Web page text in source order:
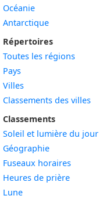
Océanie
Antarctique
Répertoires
Toutes les régions
Pays
Villes
Classements des villes
Classements
Soleil et lumière du jour
Géographie
Fuseaux horaires
Heures de prière
Lune